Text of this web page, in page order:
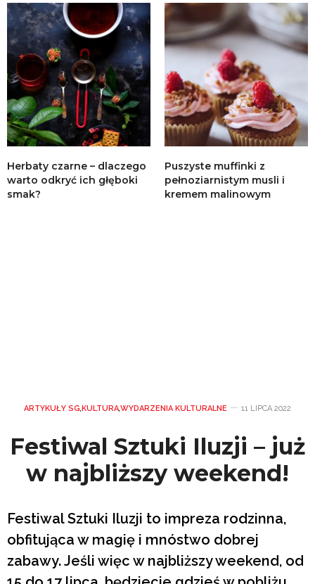
Herbaty czarne – dlaczego
warto odkryć ich głęboki
smak?
Puszyste muffinki z
pełnoziarnistym musli i
kremem malinowym
ARTYKUŁY SG,KULTURA,WYDARZENIA KULTURALNE 11 LIPCA 2022
Festiwal Sztuki Iluzji – już
w najbliższy weekend!
Festiwal Sztuki Iluzji to impreza rodzinna,
obfitująca w magię i mnóstwo dobrej
zabawy. Jeśli więc w najbliższy weekend, od